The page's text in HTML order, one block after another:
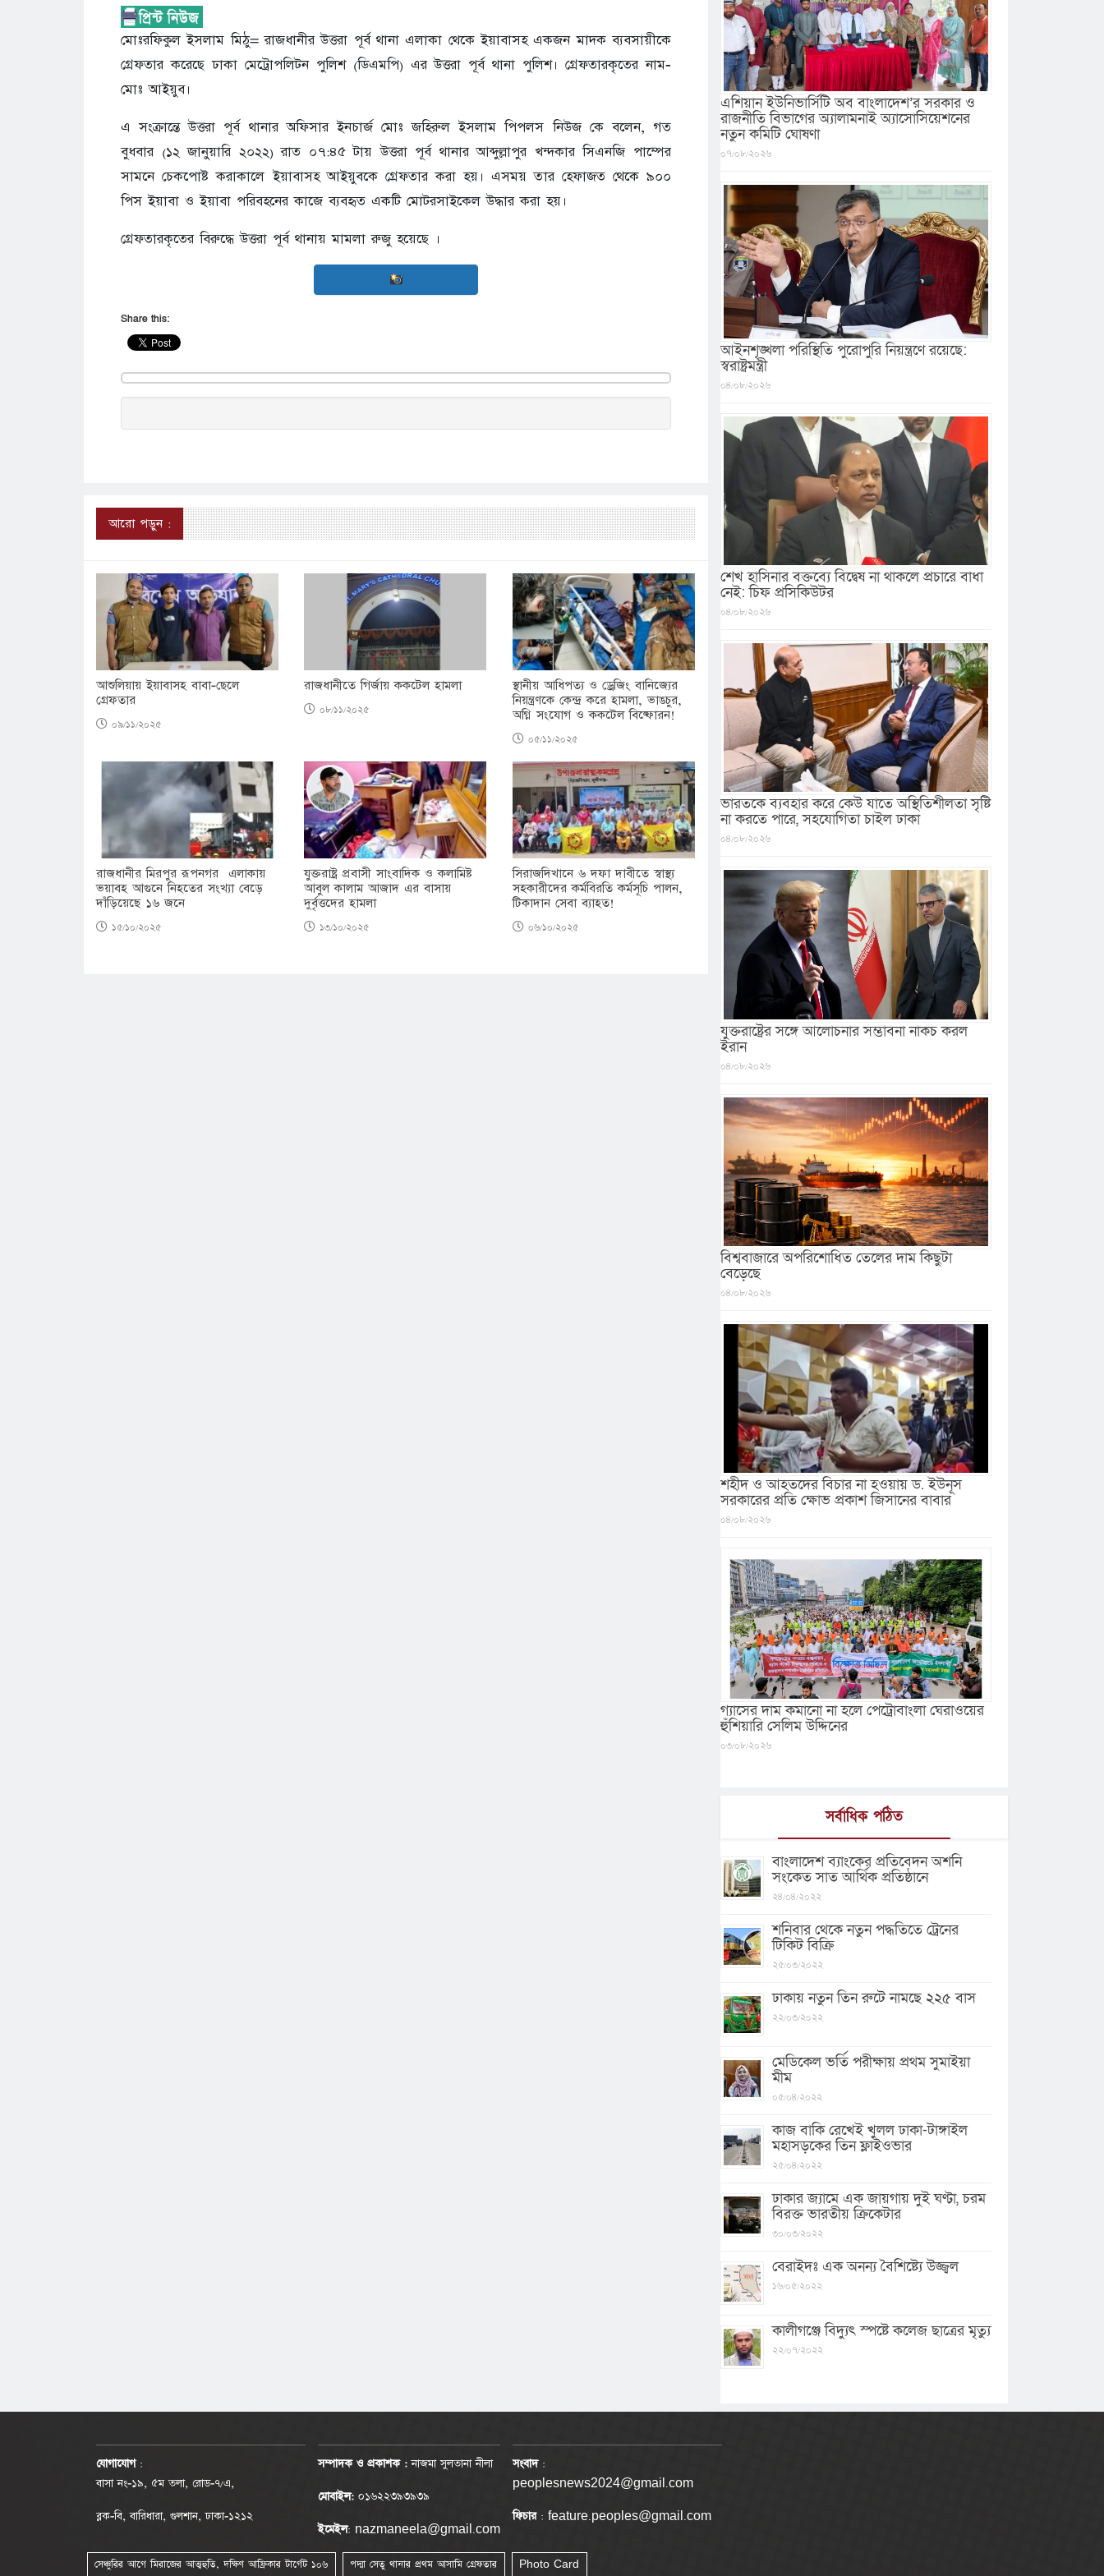
মোঃরফিকুল ইসলাম মিঠু= রাজধানীর উত্তরা পূর্ব থানা এলাকা থেকে ইয়াবাসহ একজন মাদক ব্যবসায়ীকে
গ্রেফতার করেছে ঢাকা মেট্রোপলিটন পুলিশ (ডিএমপি) এর উত্তরা পূর্ব থানা পুলিশ। গ্রেফতারকৃতের নাম-
মোঃ আইয়ুব।
এ সংক্রান্তে উত্তরা পূর্ব থানার অফিসার ইনচার্জ মোঃ জহিরুল ইসলাম পিপলস নিউজ কে বলেন, গত
বুধবার (১২ জানুয়ারি ২০২২) রাত ০৭:৪৫ টায় উত্তরা পূর্ব থানার আব্দুল্লাপুর খন্দকার সিএনজি পাম্পের
সামনে চেকপোষ্ট করাকালে ইয়াবাসহ আইয়ুবকে গ্রেফতার করা হয়। এসময় তার হেফাজত থেকে ৯০০
পিস ইয়াবা ও ইয়াবা পরিবহনের কাজে ব্যবহৃত একটি মোটরসাইকেল উদ্ধার করা হয়।
গ্রেফতারকৃতের বিরুদ্ধে উত্তরা পূর্ব থানায় মামলা রুজু হয়েছে ।
Share this:
আরো পড়ুন :
আশুলিয়ায় ইয়াবাসহ বাবা-ছেলে
গ্রেফতার
০৯/১১/২০২৫
রাজধানীতে গির্জায় ককটেল হামলা
০৮/১১/২০২৫
স্থানীয় আধিপত্য ও ড্রেজিং বানিজ্যের
নিয়ন্ত্রণকে কেন্দ্র করে হামলা, ভাঙচুর,
অগ্নি সংযোগ ও ককটেল বিষ্ফোরন!
০৫/১১/২০২৫
রাজধানীর মিরপুর রূপনগর এলাকায়
ভয়াবহ আগুনে নিহতের সংখ্যা বেড়ে
দাঁড়িয়েছে ১৬ জনে
১৫/১০/২০২৫
যুক্তরাষ্ট্র প্রবাসী সাংবাদিক ও কলামিষ্ট
আবুল কালাম আজাদ এর বাসায়
দুর্বৃত্তদের হামলা
১৩/১০/২০২৫
সিরাজদিখানে ৬ দফা দাবীতে স্বাস্থ্য
সহকারীদের কর্মবিরতি কর্মসূচি পালন,
টিকাদান সেবা ব্যাহত!
০৬/১০/২০২৫
এশিয়ান ইউনিভার্সিটি অব বাংলাদেশ’র সরকার ও
রাজনীতি বিভাগের অ্যালামনাই অ্যাসোসিয়েশনের
নতুন কমিটি ঘোষণা
০৭/০৮/২০২৬
আইনশৃঙ্খলা পরিস্থিতি পুরোপুরি নিয়ন্ত্রণে রয়েছে:
স্বরাষ্ট্রমন্ত্রী
০৪/০৮/২০২৬
শেখ হাসিনার বক্তব্যে বিদ্বেষ না থাকলে প্রচারে বাধা
নেই: চিফ প্রসিকিউটর
০৪/০৮/২০২৬
ভারতকে ব্যবহার করে কেউ যাতে অস্থিতিশীলতা সৃষ্টি
না করতে পারে, সহযোগিতা চাইল ঢাকা
০৪/০৮/২০২৬
যুক্তরাষ্ট্রের সঙ্গে আলোচনার সম্ভাবনা নাকচ করল
ইরান
০৪/০৮/২০২৬
বিশ্ববাজারে অপরিশোধিত তেলের দাম কিছুটা
বেড়েছে
০৪/০৮/২০২৬
শহীদ ও আহতদের বিচার না হওয়ায় ড. ইউনূস
সরকারের প্রতি ক্ষোভ প্রকাশ জিসানের বাবার
০৪/০৮/২০২৬
গ্যাসের দাম কমানো না হলে পেট্রোবাংলা ঘেরাওয়ের
হুঁশিয়ারি সেলিম উদ্দিনের
০৩/০৮/২০২৬
সর্বাধিক পঠিত
বাংলাদেশ ব্যাংকের প্রতিবেদন অশনি
সংকেত সাত আর্থিক প্রতিষ্ঠানে
২৪/০৪/২০২২
শনিবার থেকে নতুন পদ্ধতিতে ট্রেনের
টিকিট বিক্রি
২৫/০৩/২০২২
ঢাকায় নতুন তিন রুটে নামছে ২২৫ বাস
২২/০৩/২০২২
মেডিকেল ভর্তি পরীক্ষায় প্রথম সুমাইয়া
মীম
০৫/০৪/২০২২
কাজ বাকি রেখেই খুলল ঢাকা-টাঙ্গাইল
মহাসড়কের তিন ফ্লাইওভার
২৫/০৪/২০২২
ঢাকার জ্যামে এক জায়গায় দুই ঘণ্টা, চরম
বিরক্ত ভারতীয় ক্রিকেটার
৩০/০৩/২০২২
বেরাইদঃ এক অনন্য বৈশিষ্ট্যে উজ্জ্বল
১৬/০৫/২০২২
কালীগঞ্জে বিদ্যুৎ স্পষ্টে কলেজ ছাত্রের মৃত্যু
২২/০৭/২০২২
যোগাযোগ :
বাসা নং-১৯, ৫ম তলা, রোড-৭/এ,
ব্লক-বি, বারিধারা, গুলশান, ঢাকা-১২১২
সম্পাদক ও প্রকাশক :নাজমা সুলতানা নীলা
মোবাইল: ০১৬২২৩৯৩৯৩৯
ইমেইল: nazmaneela@gmail.com
সংবাদ:
peoplesnews2024@gmail.com
ফিচার: feature.peoples@gmail.com
Photo Card
পদ্মা সেতু থানার প্রথম আসামি গ্রেফতার
সেঞ্চুরির আগে মিরাজের আত্মহুতি, দক্ষিণ আফ্রিকার টার্গেট ১০৬